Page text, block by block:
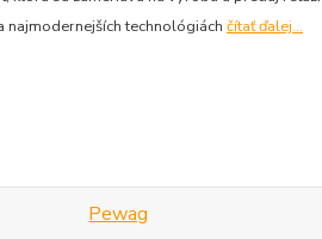
najmodernejších technológiách čítať ďalej...
Pewag